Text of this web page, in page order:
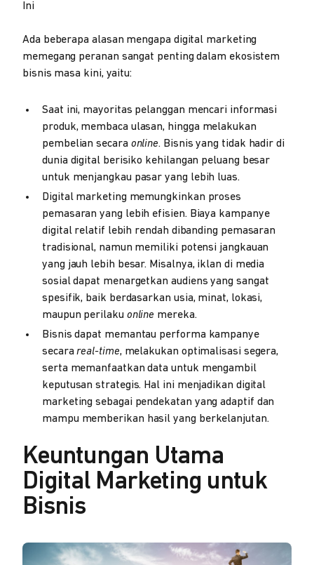
Ini
Ada beberapa alasan mengapa digital marketing
memegang peranan sangat penting dalam ekosistem
bisnis masa kini, yaitu:
Saat ini, mayoritas pelanggan mencari informasi
produk, membaca ulasan, hingga melakukan
pembelian secara online. Bisnis yang tidak hadir di
dunia digital berisiko kehilangan peluang besar
untuk menjangkau pasar yang lebih luas.
Digital marketing memungkinkan proses
pemasaran yang lebih efisien. Biaya kampanye
digital relatif lebih rendah dibanding pemasaran
tradisional, namun memiliki potensi jangkauan
yang jauh lebih besar. Misalnya, iklan di media
sosial dapat menargetkan audiens yang sangat
spesifik, baik berdasarkan usia, minat, lokasi,
maupun perilaku online mereka.
Bisnis dapat memantau performa kampanye
secarareal-time, melakukan optimalisasi segera,
serta memanfaatkan data untuk mengambil
keputusan strategis. Hal ini menjadikan digital
marketing sebagai pendekatan yang adaptif dan
mampu memberikan hasil yang berkelanjutan.
Keuntungan Utama
Digital Marketing untuk
Bisnis